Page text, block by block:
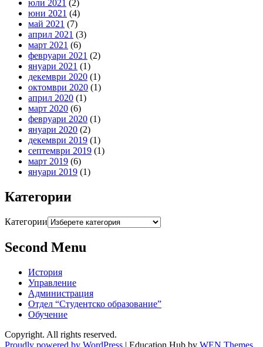
юли 2021 (2)
юни 2021 (4)
май 2021 (7)
април 2021 (3)
март 2021 (6)
февруари 2021 (2)
януари 2021 (1)
декември 2020 (1)
октомври 2020 (1)
април 2020 (1)
март 2020 (6)
февруари 2020 (1)
януари 2020 (2)
декември 2019 (1)
септември 2019 (1)
март 2019 (6)
януари 2019 (1)
Категории
Категории
Second Menu
История
Управление
Администрация
Отдел “Студентско образование”
Обучение
Copyright. All rights reserved.
Proudly powered by WordPress | Education Hub by WEN Themes